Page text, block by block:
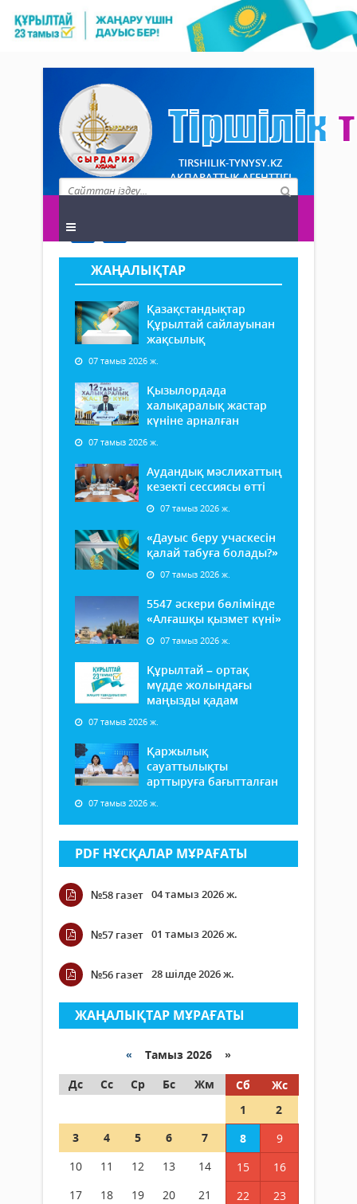
TIRSHILIK-TYNYSY.KZ
АҚПАРАТТЫҚ АГЕНТТІГІ
ЖАҢАЛЫҚТАР
Қазақстандықтар
Құрылтай сайлауынан
жақсылық
07 тамыз 2026 ж.
Қызылордада
халықаралық жастар
күніне арналған
07 тамыз 2026 ж.
Аудандық мәслихаттың
кезекті сессиясы өтті
07 тамыз 2026 ж.
«Дауыс беру учаскесін
қалай табуға болады?»
07 тамыз 2026 ж.
5547 әскери бөлімінде
«Алғашқы қызмет күні»
07 тамыз 2026 ж.
Құрылтай – ортақ
мүдде жолындағы
маңызды қадам
07 тамыз 2026 ж.
Қаржылық
сауаттылықты
арттыруға бағытталған
07 тамыз 2026 ж.
PDF НҰСҚАЛАР МҰРАҒАТЫ
№58 газет 04 тамыз 2026 ж.
№57 газет 01 тамыз 2026 ж.
№56 газет 28 шілде 2026 ж.
ЖАҢАЛЫҚТАР МҰРАҒАТЫ
« Тамыз 2026 »
Дс
Сс Ср Бс Жм Сб
Жс
1
2
3
4 5 6 7 8
9
10
11 12 13 14 15
16
17
18 19 20 21 22
23